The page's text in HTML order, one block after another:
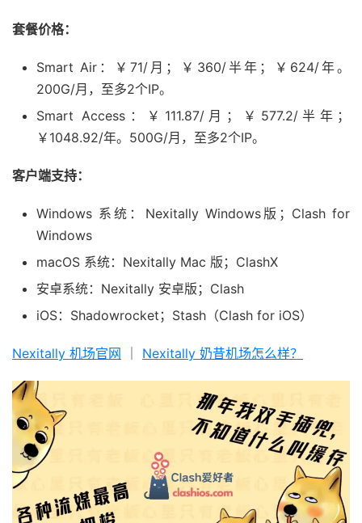
套餐价格：
Smart Air：￥71/月；￥360/半年；￥624/年。
200G/月，至多2个IP。
Smart Access：￥111.87/月；￥577.2/半年；
￥1048.92/年。500G/月，至多2个IP。
客户端支持：
Windows 系统：Nexitally Windows版；Clash for
Windows
macOS 系统：Nexitally Mac 版；ClashX
安卓系统：Nexitally 安卓版；Clash
iOS：Shadowrocket；Stash（Clash for iOS）
Nexitally 机场官网 Nexitally 奶昔机场怎么样？